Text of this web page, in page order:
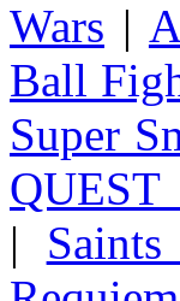
Wars |
Ball
Super
|